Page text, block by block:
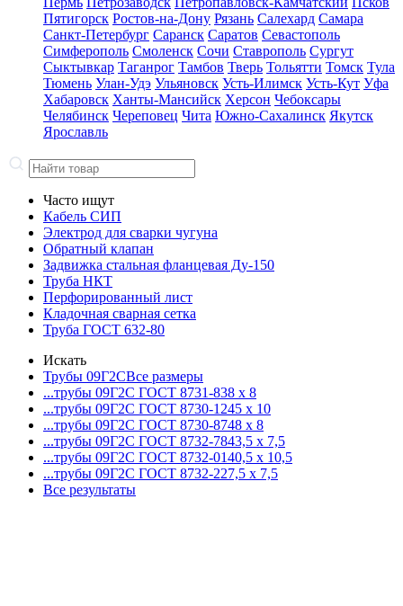
Пятигорск Ростов-на-Дону Рязань Салехард Самара
Санкт-Петербург Саранск Саратов Севастополь
Симферополь Смоленск Сочи Ставрополь Сургут
Сыктывкар Таганрог Тамбов Тверь Тольятти Томск Тула
Тюмень Улан-Удэ Ульяновск Усть-Илимск Усть-Кут Уфа
Хабаровск Ханты-Мансийск Херсон Чебоксары
Челябинск Череповец Чита Южно-Сахалинск Якутск
Ярославль
Часто ищут
Кабель СИП
Электрод для сварки чугуна
Обратный клапан
Задвижка стальная фланцевая Ду-150
Труба НКТ
Перфорированный лист
Кладочная сварная сетка
Труба ГОСТ 632-80
Искать
Трубы 09Г2СВсе размеры
...трубы 09Г2С ГОСТ 8731-838 x 8
...трубы 09Г2С ГОСТ 8730-1245 x 10
...трубы 09Г2С ГОСТ 8730-8748 x 8
...трубы 09Г2С ГОСТ 8732-7843,5 x 7,5
...трубы 09Г2С ГОСТ 8732-0140,5 x 10,5
...трубы 09Г2С ГОСТ 8732-227,5 x 7,5
Все результаты